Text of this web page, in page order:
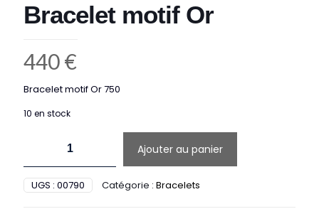
Bracelet motif Or
440€
Bracelet motif Or 750
10 en stock
Bracelet
motif
Or
Ajouter au panier
UGS : 00790 Catégorie : Bracelets